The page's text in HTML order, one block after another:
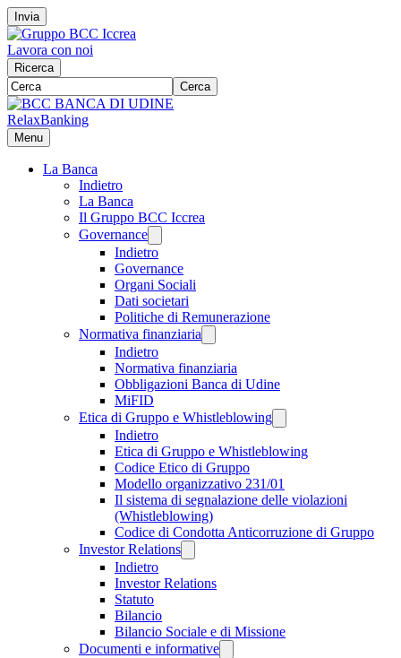
Invia
Lavora con noi
Ricerca
Cerca
RelaxBanking
Menu
La Banca
Indietro
La Banca
Il Gruppo BCC Iccrea
Governance
Indietro
Governance
Organi Sociali
Dati societari
Politiche di Remunerazione
Normativa finanziaria
Indietro
Normativa finanziaria
Obbligazioni Banca di Udine
MiFID
Etica di Gruppo e Whistleblowing
Indietro
Etica di Gruppo e Whistleblowing
Codice Etico di Gruppo
Modello organizzativo 231/01
Il sistema di segnalazione delle violazioni
(Whistleblowing)
Codice di Condotta Anticorruzione di Gruppo
Investor Relations
Indietro
Investor Relations
Statuto
Bilancio
Bilancio Sociale e di Missione
Documenti e informative